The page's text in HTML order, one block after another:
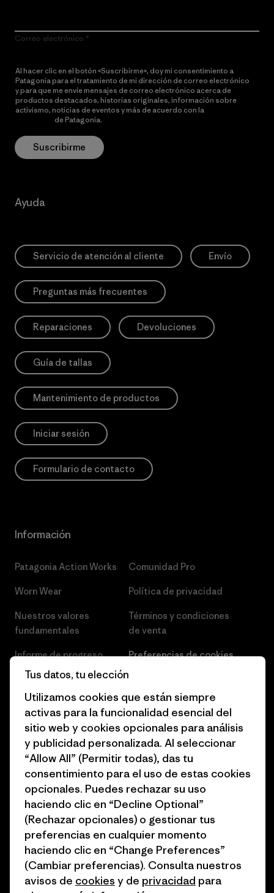
Correo electrónico
Al hacer clic en el botón «Suscribirme», doy mi consentimiento a
Patagonia para el tratamiento de mi dirección de correo electrónico
y para que me envíe mensajes de correo electrónico acerca de
productos destacados, historias originales, información sobre
activismo, noticias de eventos y más de acuerdo con la
de Patagonia.
Suscribirme
Ayuda
Servicio de atención al cliente Envío
Preguntas más frecuentes
Reparaciones Devoluciones
Guía de tallas
Mantenimiento de productos
Iniciar sesión
Formulario de contacto
Información
Patagonia Action Works
Worn Wear
Nuestros valores
fundamentales
Informe de progreso
Business Unusual
Objetivos climáticos
1% for the Planet
Cómo financiamos
Tarjetas regalo
Encuentra una tienda
Comunidad Pro
Política de privacidad
Términos y condiciones
de venta
Preferencias de cookies
Empleo
Prensa
Programa para profesionales
del sector
Programa de afiliados
Mapa del sitio Patagonia
España
© 2026 Patagonia, Inc. Todos los derechos reservados.
Tus datos, tu elección
Utilizamos cookies que están siempre
activas para la funcionalidad esencial del
sitio web y cookies opcionales para análisis
y publicidad personalizada. Al seleccionar
“Allow All” (Permitir todas), das tu
consentimiento para el uso de estas cookies
opcionales. Puedes rechazar su uso
haciendo clic en “Decline Optional”
(Rechazar opcionales) o gestionar tus
preferencias en cualquier momento
haciendo clic en “Change Preferences”
(Cambiar preferencias). Consulta nuestros
avisos de cookies y de privacidad para